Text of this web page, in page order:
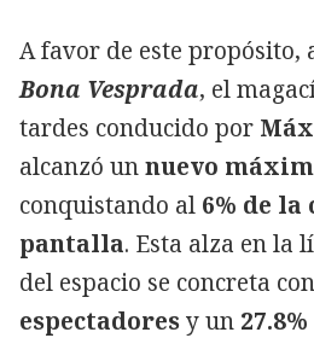
A favor de este propósito,
Bona Vesprada, el
tardes conducido por
alcanzó unnuevo
conquistando al 6% de la
pantalla. Esta alza en la
del espacio se concreta con
espectadoresy un